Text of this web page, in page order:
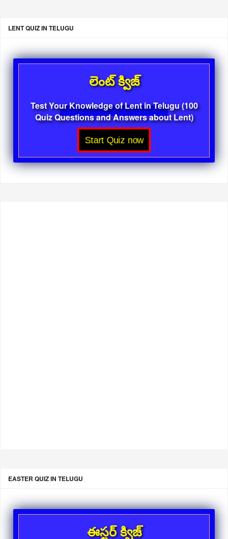
LENT QUIZ IN TELUGU
లెంట్ క్విజ్
Test Your Knowledge of Lent in Telugu (100
Quiz Questions and Answers about Lent)
Start Quiz now
EASTER QUIZ IN TELUGU
ఈస్టర్ క్విజ్